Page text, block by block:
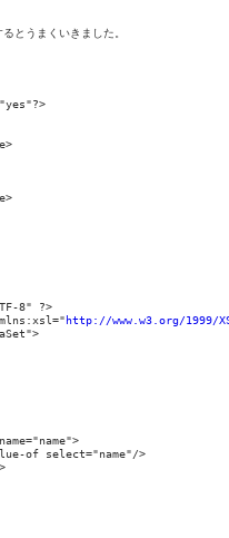
とうまくいきました。
8" ?>
http://www.w3.org/1999/